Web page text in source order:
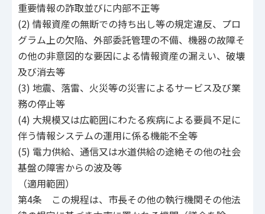
重要情報の詐取並びに内部不正等
(2) 情報資産の無断での持ち出し等の規定違反、プロ
グラム上の欠陥、外部委託管理の不備、機器の故障そ
の他の非意図的な要因による情報資産の漏えい、破壊
及び消去等
(3) 地震、落雷、火災等の災害によるサービス及び業
務の停止等
(4) 大規模又は広範囲にわたる疾病による要員不足に
伴う情報システムの運用に係る機能不全等
(5) 電力供給、通信又は水道供給の途絶その他の社会
基盤の障害からの波及等
（適用範囲）
第4条 この規程は、市長その他の執行機関その他法